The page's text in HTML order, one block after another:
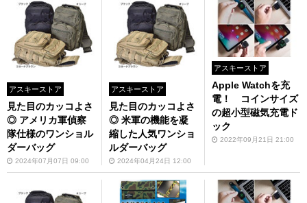
アスキーストア
見た目のカッコよさ
◎ アメリカ軍偵察
隊仕様のワンショル
ダーバッグ
2024年07月07日 09:00
アスキーストア
見た目のカッコよさ
◎ 米軍の機能を凝
縮した人気ワンショ
ルダーバッグ
2024年04月24日 12:00
アスキーストア
Apple Watchを充
電！ コインサイズ
の超小型磁気充電ド
ック
2022年09月21日 21:00